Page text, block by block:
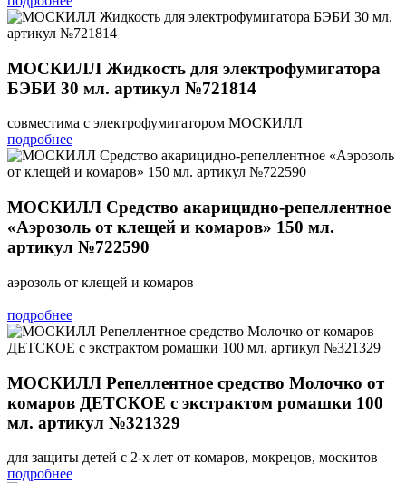
МОСКИЛЛ Жидкость для электрофумигатора
БЭБИ 30 мл. артикул №721814
совместима с электрофумигатором МОСКИЛЛ
подробнее
МОСКИЛЛ Средство акарицидно-репеллентное
«Аэрозоль от клещей и комаров» 150 мл.
артикул №722590
аэрозоль от клещей и комаров
подробнее
МОСКИЛЛ Репеллентное средство Молочко от
комаров ДЕТСКОЕ с экстрактом ромашки 100
мл. артикул №321329
для защиты детей с 2-х лет от комаров, мокрецов, москитов
подробнее